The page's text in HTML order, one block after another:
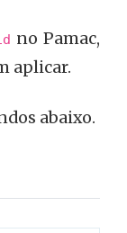
no Pamac,
aplicar.
abaixo.